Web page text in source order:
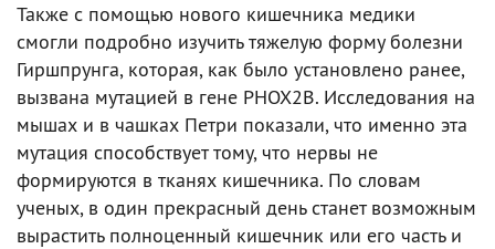
Также с помощью нового кишечника медики
смогли подробно изучить тяжелую форму болезни
Гиршпрунга, которая, как было установлено ранее,
вызвана мутацией в гене PHOX2B. Исследования на
мышах и в чашках Петри показали, что именно эта
мутация способствует тому, что нервы не
формируются в тканях кишечника. По словам
ученых, в один прекрасный день станет возможным
вырастить полноценный кишечник или его часть и